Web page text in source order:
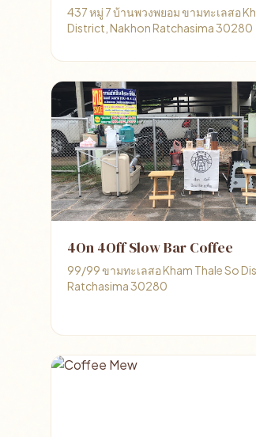
437 หมู่ 7 บ้านพวงพยอม ขามทะเลสอ
District, Nakhon Ratchasima 30280
4On 4Off Slow Bar Coffee
99/99 ขามทะเลสอ Kham Thale So
Ratchasima 30280